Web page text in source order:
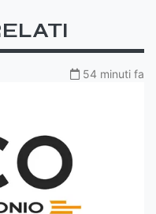
54 minuti fa